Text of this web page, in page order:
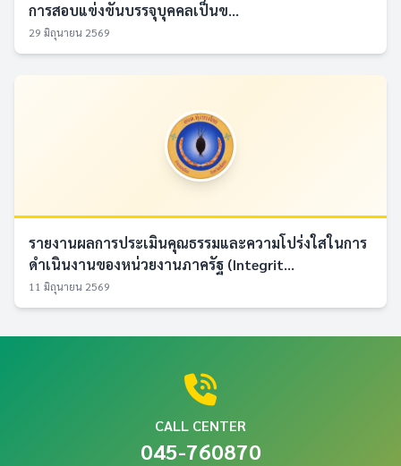
การสอบแข่งขันบรรจุบุคคลเป็นข...
29 มิถุนายน 2569
รายงานผลการประเมินคุณธรรมและความโปร่งใสในการ
ดำเนินงานของหน่วยงานภาครัฐ (Integrit...
11 มิถุนายน 2569
CALL CENTER
045-760870